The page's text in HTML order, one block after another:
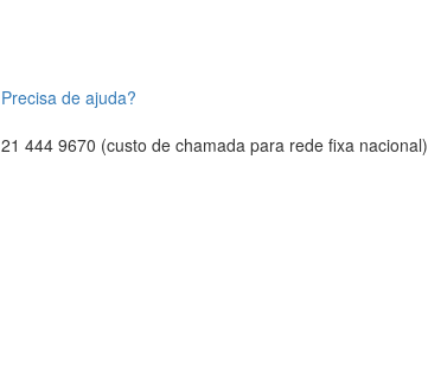
Precisa de ajuda?
21 444 9670 (custo de chamada para rede fixa nacional)